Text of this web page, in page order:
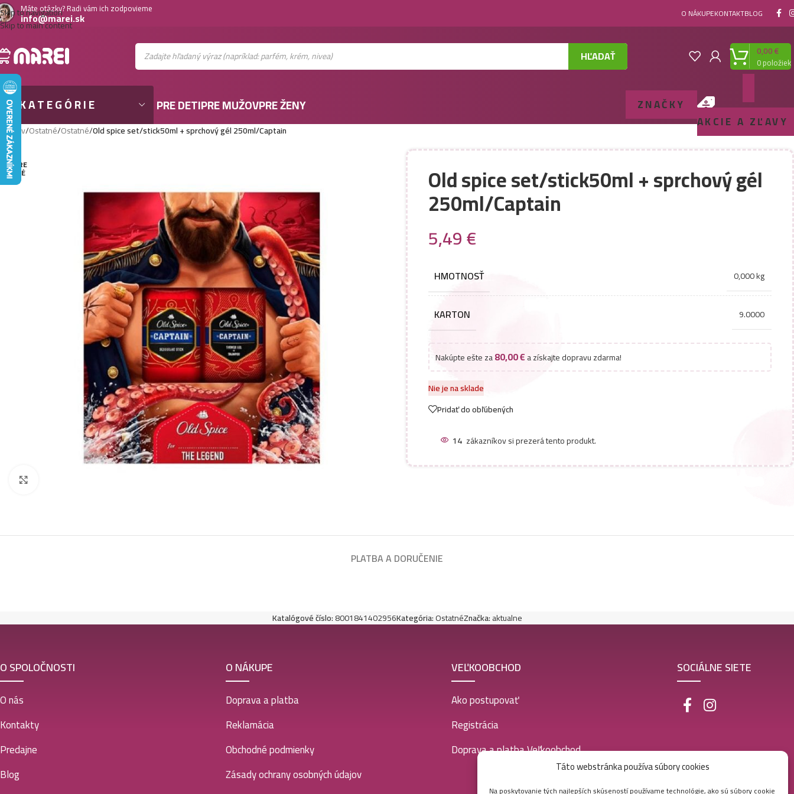
Táto webstránka používa súbory cookies
Na poskytovanie tých najlepších skúseností používame technológie, ako sú súbory cookie
Skip to navigation
Skip to main content
Máte otázky? Radi vám ich zodpovieme
info@marei.sk O NÁKUPEKONTAKTBLOG
HĽADAŤ 0položiek
0,00€
KATEGÓRIE PRE DETIPRE MUŽOVPRE ŽENY
ZNAČKY
AKCIE A ZĽAVY
Domov/Ostatné/Ostatné/Old spice set/stick50ml + sprchový gél 250ml/Captain
VYPRE
DANÉ Old spice set/stick50ml + sprchový gél
250ml/Captain
5,49€
HMOTNOSŤ 0,000 kg
KARTON 9.0000
Nakúpte ešte za80,00€a získajte dopravu zdarma!
Nie je na sklade
Pridať do obľúbených
14 zákazníkov si prezerá tento produkt.
PLATBA A DORUČENIE
Katalógové číslo:8001841402956Kategória:OstatnéZnačka:aktualne
O SPOLOČNOSTI
O nás
Kontakty
Predajne
Blog
O NÁKUPE
Doprava a platba
Reklamácia
Obchodné podmienky
Zásady ochrany osobných údajov
VEĽKOOBCHOD
Ako postupovať
Registrácia
Doprava a platba Veľkoobchod
SOCIÁLNE SIETE